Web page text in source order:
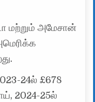
மற்றும் அமேசான்
24ல் £678
2024-25ல்